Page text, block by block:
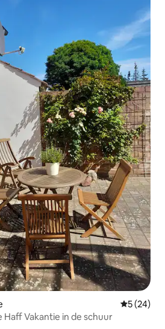
5 (24)
Haff Vakantie in de schuur